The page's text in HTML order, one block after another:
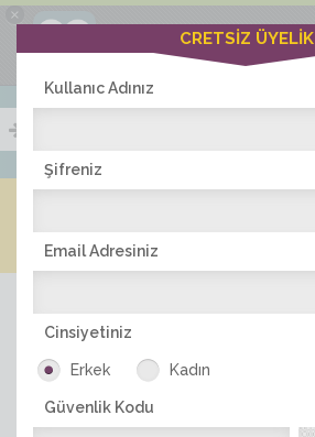
×
Ciddiask Uygulaması
+1 Hafta Gold Üyelik Kazan
Bedava - com.ciddi.ask
CRETSİZ ÜYELİK
Kullanıc Adınız
Şifreniz
Email Adresiniz
Cinsiyetiniz
Erkek Kadın
Güvenlik Kodu